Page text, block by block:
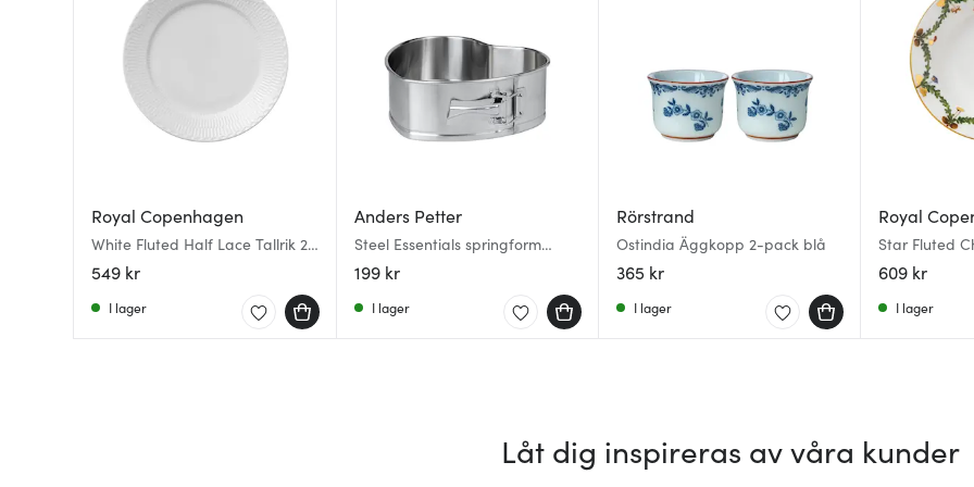
Royal Copenhagen
White Fluted Half Lace Tallrik 25
cm
549 kr
I lager
Anders Petter
Steel Essentials springform
20x22 cm hjärta
199 kr
I lager
Rörstrand
Ostindia Äggkopp 2-pack blå
365 kr
I lager
Royal
Star Fluted
Djup 17 cm
609 kr
I lager
Låt dig inspireras av våra kunder